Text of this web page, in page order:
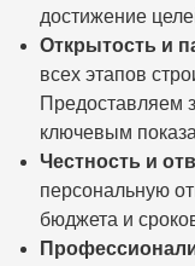
достижение
Открытость и
всех этапов
Предоставляем
ключевым
Честность и
персональную
бюджета и